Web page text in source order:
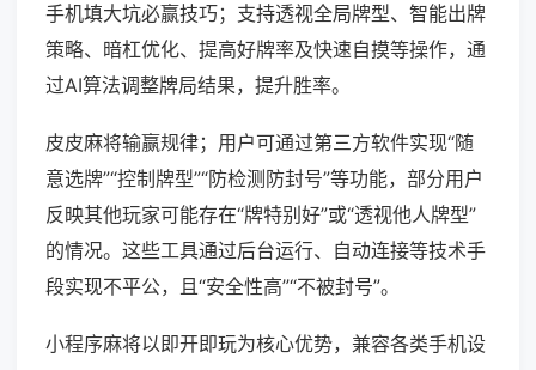
手机填大坑必赢技巧；支持透视全局牌型、智能出牌
策略、暗杠优化、提高好牌率及快速自摸等操作，通
过AI算法调整牌局结果，提升胜率。
皮皮麻将输赢规律；用户可通过第三方软件实现“随
意选牌”“控制牌型”“防检测防封号”等功能，部分用户
反映其他玩家可能存在“牌特别好”或“透视他人牌型”
的情况。这些工具通过后台运行、自动连接等技术手
段实现不平公，且“安全性高”“不被封号”。
小程序麻将以即开即玩为核心优势，兼容各类手机设